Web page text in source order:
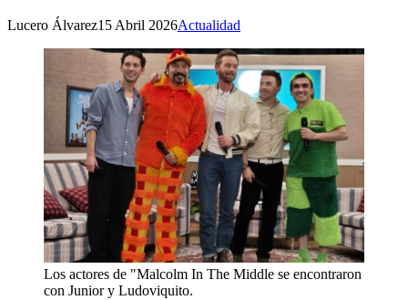
Lucero Álvarez15 Abril 2026Actualidad
Los actores de "Malcolm In The Middle se encontraron
con Junior y Ludoviquito.